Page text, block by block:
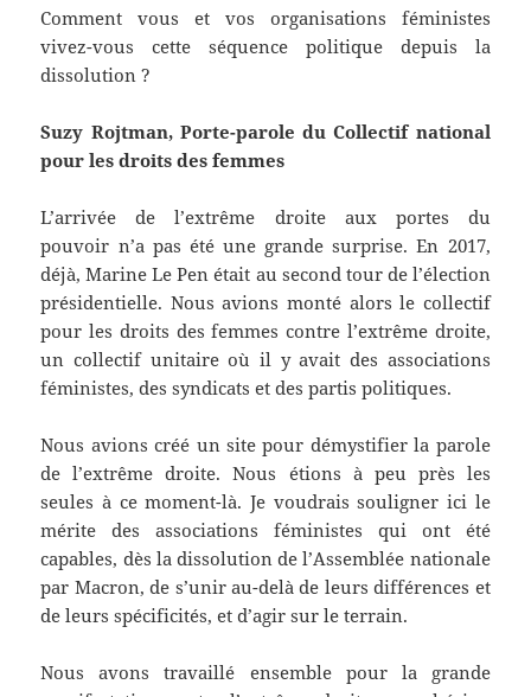
Comment vous et vos organisations féministes
vivez-vous cette séquence politique depuis la
dissolution ?
Suzy Rojtman, Porte-parole du Collectif national
pour les droits des femmes
L’arrivée de l’extrême droite aux portes du
pouvoir n’a pas été une grande surprise. En 2017,
déjà, Marine Le Pen était au second tour de l’élection
présidentielle. Nous avions monté alors le collectif
pour les droits des femmes contre l’extrême droite,
un collectif unitaire où il y avait des associations
féministes, des syndicats et des partis politiques.
Nous avions créé un site pour démystifier la parole
de l’extrême droite. Nous étions à peu près les
seules à ce moment-là. Je voudrais souligner ici le
mérite des associations féministes qui ont été
capables, dès la dissolution de l’Assemblée nationale
par Macron, de s’unir au-delà de leurs différences et
de leurs spécificités, et d’agir sur le terrain.
Nous avons travaillé ensemble pour la grande